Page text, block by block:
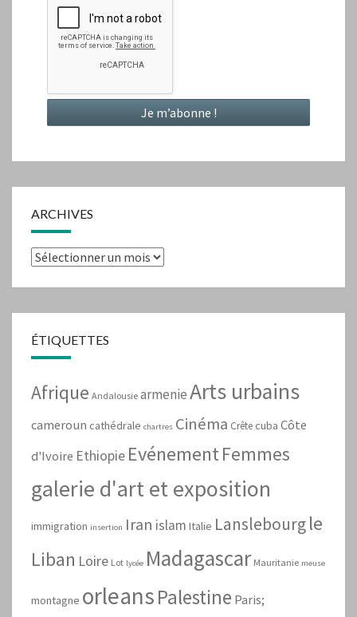
ARCHIVES
Archives
ÉTIQUETTES
Afrique Andalousie armenieArts urbains
cameroun cathédrale chartres Cinéma Crêtecuba Côte
d'Ivoire Ethiopie EvénementFemmes
galerie d'art et exposition
immigration insertion Iran islam Italie Lanslebourgle
Liban Loire Lot lycée Madagascar Mauritanie meuse
montagne orleansPalestine Paris;